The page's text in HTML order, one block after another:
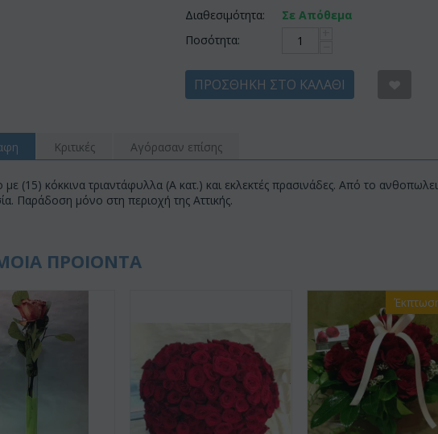
Διαθεσιμότητα:
Σε Απόθεμα
Ποσότητα:
ΠΡΟΣΘΉΚΗ ΣΤΟ ΚΑΛΆΘΙ
Κριτικές Αγόρασαν επίσης
(15) κόκκινα τριαντάφυλλα (A κατ.) και εκλεκτές πρασινάδες. Από το
Παράδοση μόνο στη περιοχή της Αττικής.
ΠΡΟΙΟΝΤΑ